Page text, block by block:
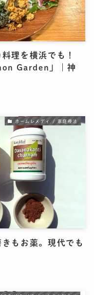
理を横浜でも！
Garden」｜神
ホームレメディ / 家庭療法
もお薬。現代でも